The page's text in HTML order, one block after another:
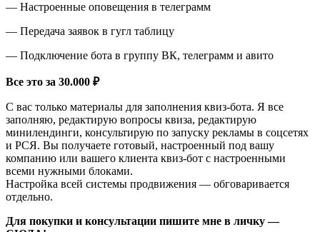
— Настроенные оповещения в телеграмм
— Передача заявок в гугл таблицу
— Подключение бота в группу ВК, телеграмм и авито
Все это за 30.000 ₽
С вас только материалы для заполнения квиз-бота. Я все
заполняю, редактирую вопросы квиза, редактирую
минилендинги, консультирую по запуску рекламы в соцсетях
и РСЯ. Вы получаете готовый, настроенный под вашу
компанию или вашего клиента квиз-бот с настроенными
всеми нужными блоками.
Настройка всей системы продвижения — обговаривается
отдельно.
Для покупки и консультации пишите мне в личку —